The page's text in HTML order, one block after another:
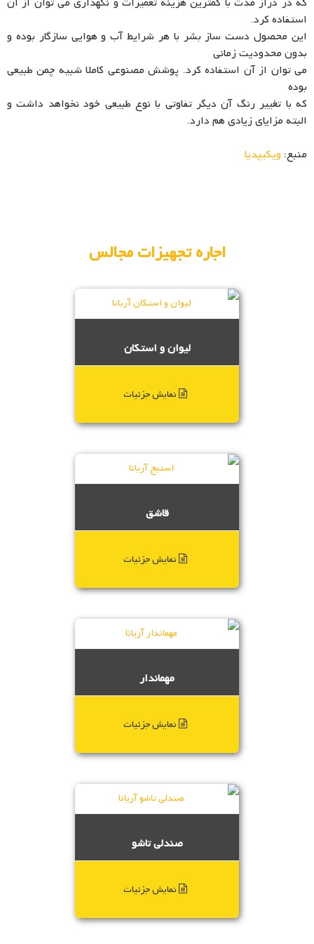
استفاده کرد.
این محصول دست ساز بشر با هر شرایط آب و هوایی سازگار بوده و
بدون محدودیت زمانی
می توان از آن استفاده کرد. پوشش مصنوعی کاملا شبیه چمن طبیعی
بوده
که با تغییر رنگ آن دیگر تفاوتی با نوع طبیعی خود نخواهد داشت و
البته مزایای زیادی هم دارد.
منبع: ویکیپدیا
اجاره تجهیزات مجالس
لیوان و استکان
نمایش جزئیات
قاشق
نمایش جزئیات
مهماندار
نمایش جزئیات
صندلی تاشو
نمایش جزئیات